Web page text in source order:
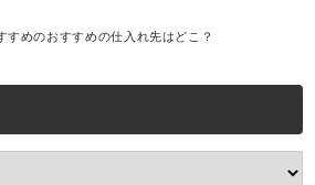
すめのおすすめの仕入れ先はどこ？